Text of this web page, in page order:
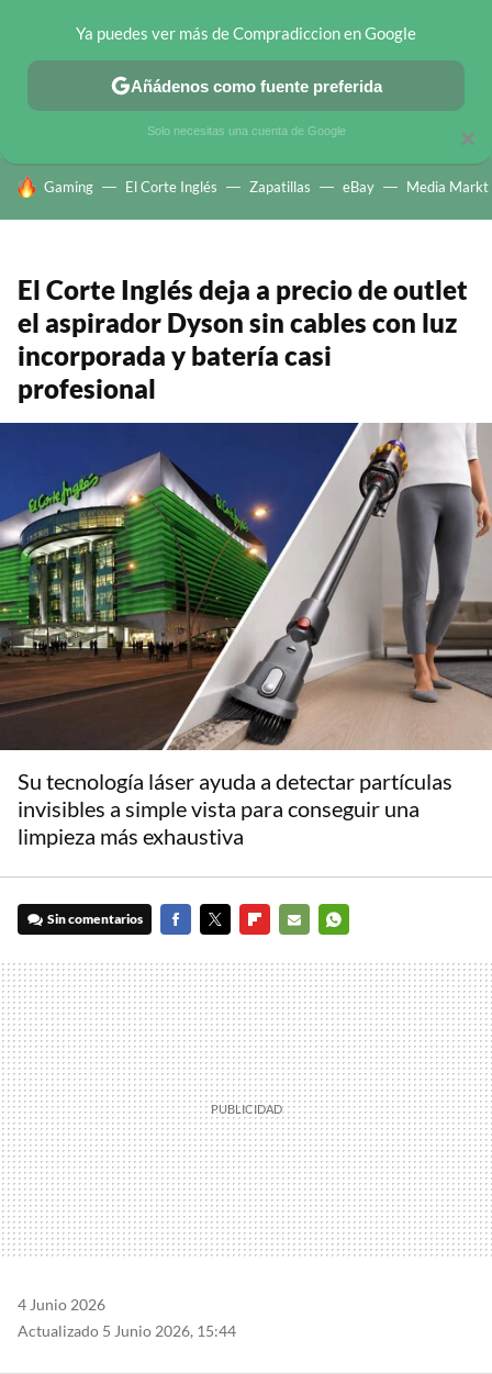
CHOLLOS TELEGRAM OFERTAS EN MÓVILES OFERTAS EN
HOY SE HABLA DE
Gaming El Corte Inglés Zapatillas eBay Media Markt
El Corte Inglés deja a precio de outlet
el aspirador Dyson sin cables con luz
incorporada y batería casi
profesional
Su tecnología láser ayuda a detectar partículas
invisibles a simple vista para conseguir una
limpieza más exhaustiva
Sin comentarios
MAIL
4 Junio 2026
Actualizado 5 Junio 2026, 15:44
×
Ya puedes ver más de Compradiccion en Google
Añádenos como fuente preferida
Solo necesitas una cuenta de Google